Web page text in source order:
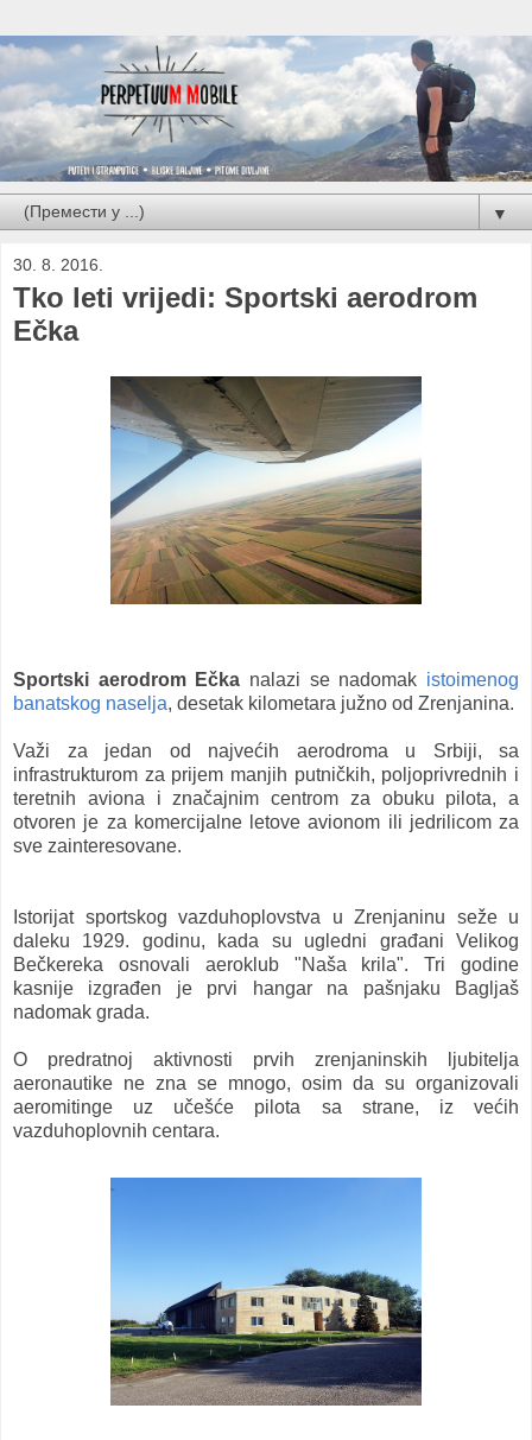
▼
30. 8. 2016.
Tko leti vrijedi: Sportski aerodrom
Ečka
Sportski aerodrom Ečka nalazi se nadomak istoimenog
banatskog naselja, desetak kilometara južno od Zrenjanina.
Važi za jedan od najvećih aerodroma u Srbiji, sa
infrastrukturom za prijem manjih putničkih, poljoprivrednih i
teretnih aviona i značajnim centrom za obuku pilota, a
otvoren je za komercijalne letove avionom ili jedrilicom za
sve zainteresovane.
Istorijat sportskog vazduhoplovstva u Zrenjaninu seže u
daleku 1929. godinu, kada su ugledni građani Velikog
Bečkereka osnovali aeroklub "Naša krila". Tri godine
kasnije izgrađen je prvi hangar na pašnjaku Bagljaš
nadomak grada.
O predratnoj aktivnosti prvih zrenjaninskih ljubitelja
aeronautike ne zna se mnogo, osim da su organizovali
aeromitinge uz učešće pilota sa strane, iz većih
vazduhoplovnih centara.